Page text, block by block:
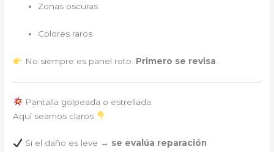
Zonas oscuras
Colores raros
No siempre es panel roto. Primero se revisa.
Pantalla golpeada o estrellada
Aquí seamos claros
Si el daño es leve → se evalúa reparación